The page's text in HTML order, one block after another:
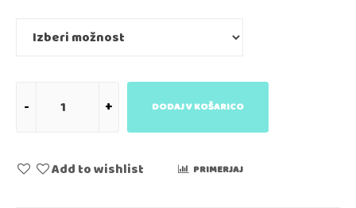
DODAJ V KOŠARICO
Add to wishlist PRIMERJAJ